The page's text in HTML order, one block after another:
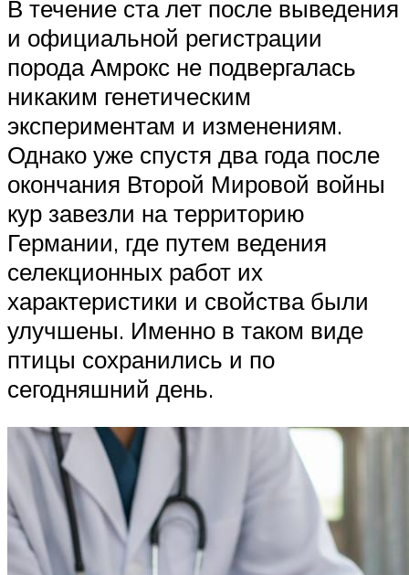
В течение ста лет после выведения
и официальной регистрации
порода Амрокс не подвергалась
никаким генетическим
экспериментам и изменениям.
Однако уже спустя два года после
окончания Второй Мировой войны
кур завезли на территорию
Германии, где путем ведения
селекционных работ их
характеристики и свойства были
улучшены. Именно в таком виде
птицы сохранились и по
сегодняшний день.